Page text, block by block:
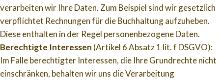
verarbeiten wir Ihre Daten. Zum Beispiel sind wir gesetzlich
verpflichtet Rechnungen für die Buchhaltung aufzuheben.
Diese enthalten in der Regel personenbezogene Daten.
Berechtigte Interessen (Artikel 6 Absatz 1 lit. f DSGVO):
Im Falle berechtigter Interessen, die Ihre Grundrechte nicht
einschränken, behalten wir uns die Verarbeitung